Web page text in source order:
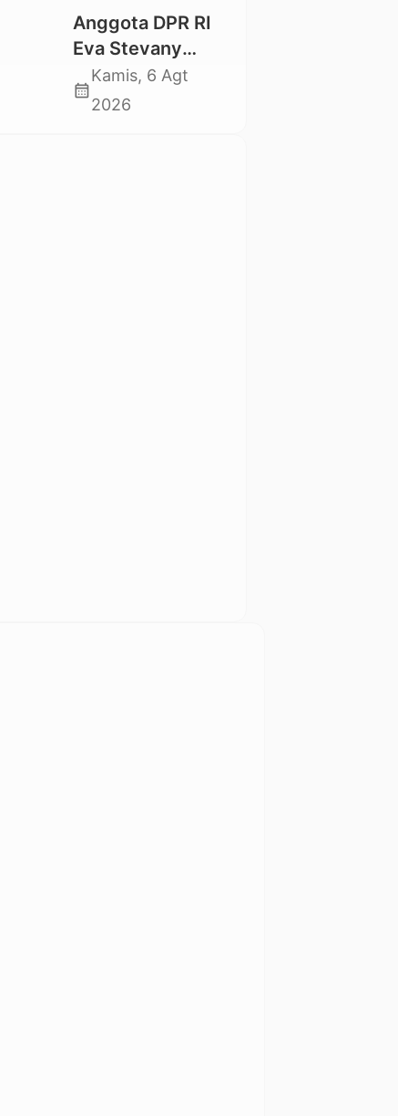
tidak Larut dalam
Trauma dan
Kesedihan
Berkepanjangan
Anggota DPR RI
Eva Stevany
Rataba Salurkan
Bantuan Bagi
calendar_month
Kamis, 6 Agt
2026